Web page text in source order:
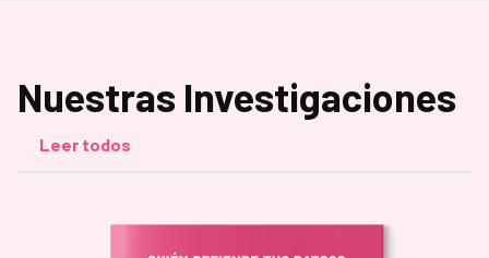
Nuestras Investigaciones
Leer todos